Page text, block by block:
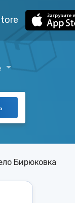
Бирюковка